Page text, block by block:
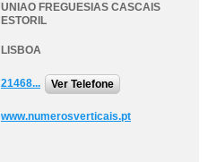
UNIAO FREGUESIAS CASCAIS
ESTORIL
LISBOA
21468... Ver Telefone
www.numerosverticais.pt